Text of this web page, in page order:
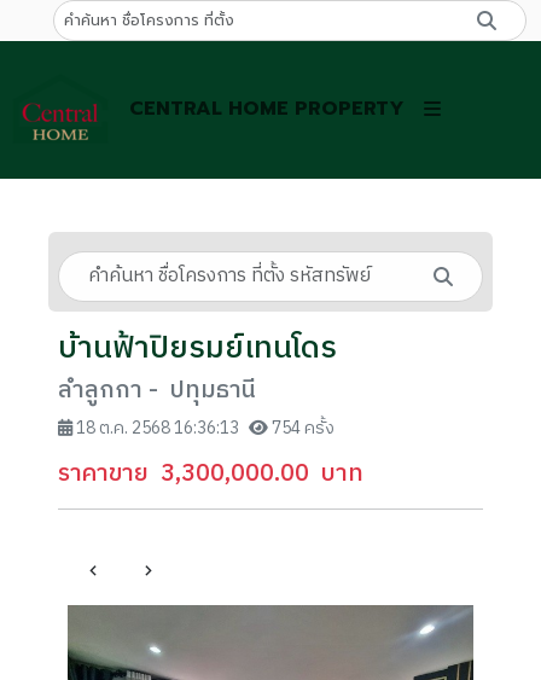
CENTRAL HOME PROPERTY
บ้านฟ้าปิยรมย์เทนโดร
ลำลูกกา - ปทุมธานี
18 ต.ค. 2568 16:36:13 754 ครั้ง
ราคาขาย 3,300,000.00 บาท